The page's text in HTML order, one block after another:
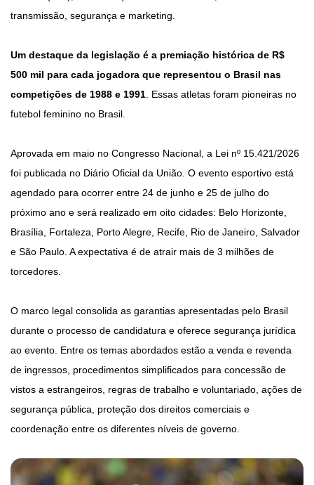
transmissão, segurança e marketing.
Um destaque da legislação é a premiação histórica de R$
500 mil para cada jogadora que representou o Brasil nas
competições de 1988 e 1991. Essas atletas foram pioneiras no
futebol feminino no Brasil.
Aprovada em maio no Congresso Nacional, a Lei nº 15.421/2026
foi publicada no Diário Oficial da União. O evento esportivo está
agendado para ocorrer entre 24 de junho e 25 de julho do
próximo ano e será realizado em oito cidades: Belo Horizonte,
Brasília, Fortaleza, Porto Alegre, Recife, Rio de Janeiro, Salvador
e São Paulo. A expectativa é de atrair mais de 3 milhões de
torcedores.
O marco legal consolida as garantias apresentadas pelo Brasil
durante o processo de candidatura e oferece segurança jurídica
ao evento. Entre os temas abordados estão a venda e revenda
de ingressos, procedimentos simplificados para concessão de
vistos a estrangeiros, regras de trabalho e voluntariado, ações de
segurança pública, proteção dos direitos comerciais e
coordenação entre os diferentes níveis de governo.